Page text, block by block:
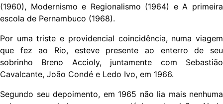
(1960), Modernismo e Regionalismo (1964) e A primeira
escola de Pernambuco (1968).
Por uma triste e providencial coincidência, numa viagem
que fez ao Rio, esteve presente ao enterro de seu
sobrinho Breno Accioly, juntamente com Sebastião
Cavalcante, João Condé e Ledo Ivo, em 1966.
Segundo seu depoimento, em 1965 não lia mais nenhuma